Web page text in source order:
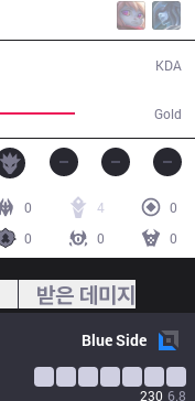
Gold
KDA
0 4
0
0
0 0
받은 데미지
BlueSide
230 6.8